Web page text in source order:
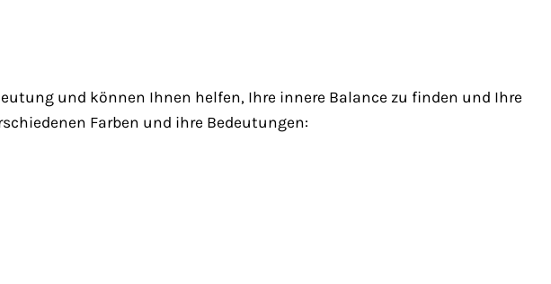
und können Ihnen helfen, Ihre innere Balance zu finden und Ihre
Farben und ihre Bedeutungen: